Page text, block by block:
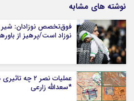
نوشته های مشابه
فوق‌تخصص نوزادان: شیر
نوزاد است/پرهیز از
عملیات نصر ۲
*سعدالله زارعی